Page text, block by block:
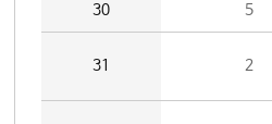
30 5
31 2